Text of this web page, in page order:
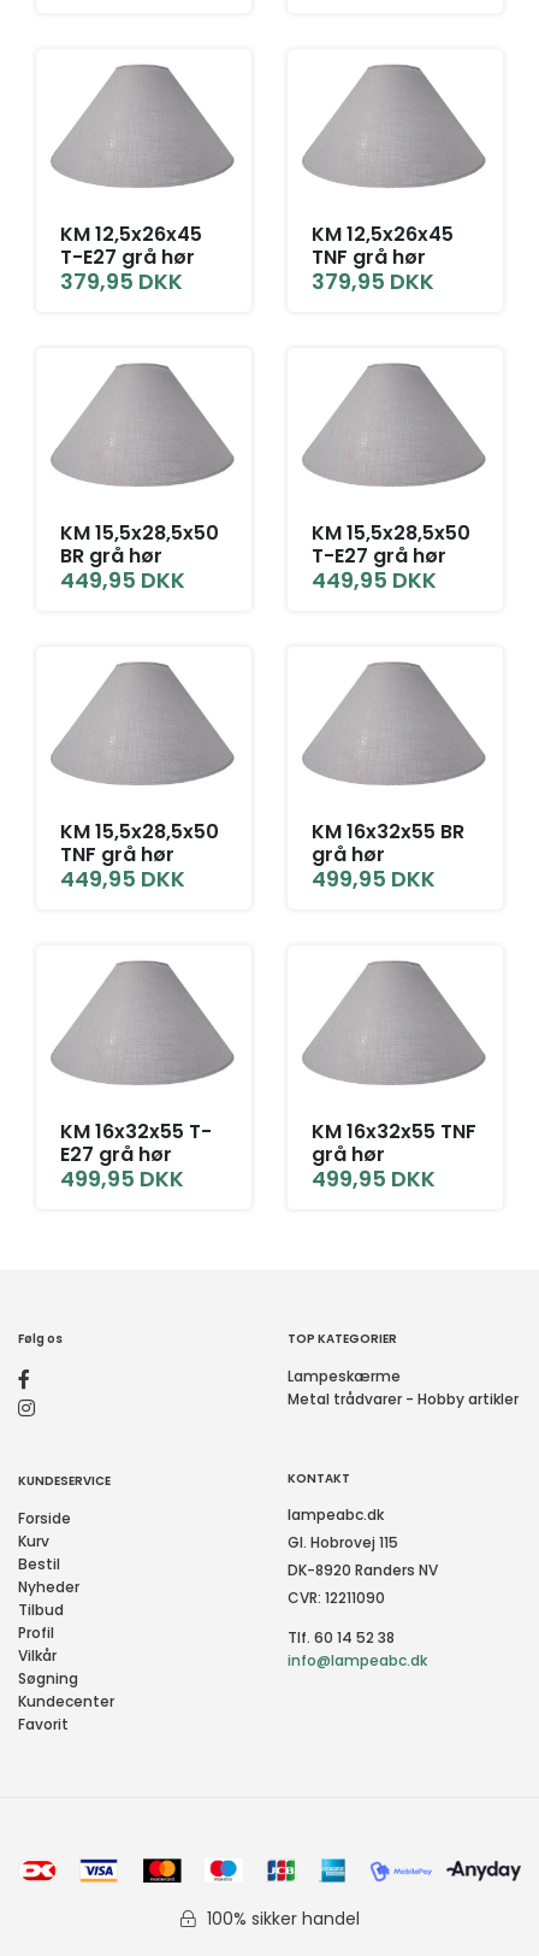
KM 12,5x26x45
T-E27 grå hør
379,95 DKK
KM 12,5x26x45
TNF grå hør
379,95 DKK
KM 15,5x28,5x50
BR grå hør
449,95 DKK
KM 15,5x28,5x50
T-E27 grå hør
449,95 DKK
KM 15,5x28,5x50
TNF grå hør
449,95 DKK
KM 16x32x55 BR
grå hør
499,95 DKK
KM 16x32x55 T-
E27 grå hør
499,95 DKK
KM 16x32x55 TNF
grå hør
499,95 DKK
Følg os TOP KATEGORIER
Lampeskærme
Metal trådvarer - Hobby artikler
KUNDESERVICE
Forside
Kurv
Bestil
Nyheder
Tilbud
Profil
Vilkår
Søgning
Kundecenter
Favorit
KONTAKT
lampeabc.dk
Gl. Hobrovej 115
DK-8920 Randers NV
CVR: 12211090
Tlf. 60 14 52 38
info@lampeabc.dk
100% sikker handel